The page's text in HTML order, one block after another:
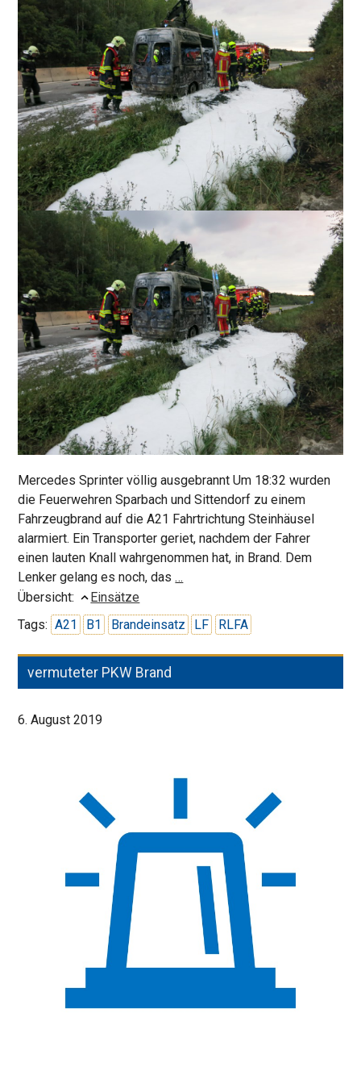
Mercedes Sprinter völlig ausgebrannt Um 18:32 wurden
die Feuerwehren Sparbach und Sittendorf zu einem
Fahrzeugbrand auf die A21 Fahrtrichtung Steinhäusel
alarmiert. Ein Transporter geriet, nachdem der Fahrer
einen lauten Knall wahrgenommen hat, in Brand. Dem
Lenker gelang es noch, das …
Vollbrand
auf
der
Übersicht:
Einsätze
Tags: A21 B1 Brandeinsatz LF RLFA
vermuteter PKW Brand
6. August 2019